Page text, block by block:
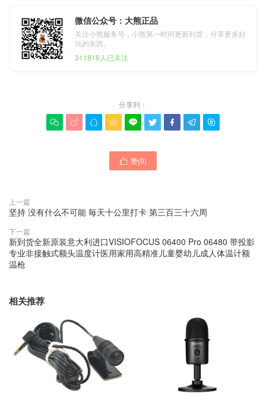
微信公众号：大熊正品
关注小熊服务号，小熊第一时间更新到货，分享更多好
玩的东西。
311816人已关注
分享到：
        
 赞(0)
上一篇
坚持 没有什么不可能 毎天十公里打卡 第三百三十六周
下一篇
新到货全新原装意大利进口VISIOFOCUS 06400 Pro 06480 带投影
专业非接触式额头温度计医用家用高精准儿童婴幼儿成人体温计额
温枪
相关推荐